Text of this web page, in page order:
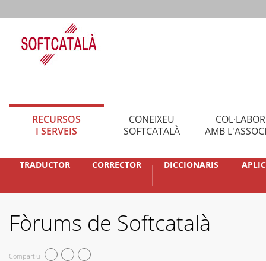
RECURSOS
I SERVEIS
CONEIXEU
SOFTCATALÀ
AMB
TRADUCTOR CORRECTOR DICCIONARIS
Fòrums de Softcatalà
Compartiu